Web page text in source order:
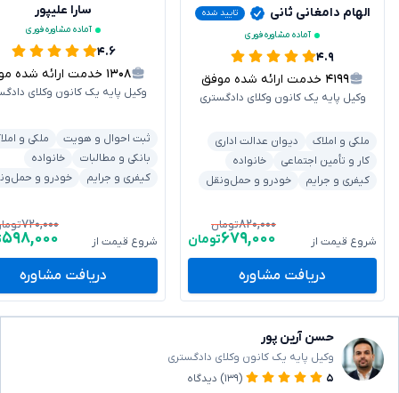
الهام دامغانی ثانی
تایید شده
آماده مشاوره فوری
۴.۹
۴۱۹۹ خدمت ارائه شده موفق
وکیل پایه یک کانون وکلای دادگستری
ملکی و املاک
دیوان عدالت اداری
کار و تأمین اجتماعی
خانواده
کیفری و جرایم
خودرو و حمل‌ونقل
شروع قیمت از
۸۲۰,۰۰۰تومان
۶۷۹,۰۰۰تومان
دریافت مشاوره
سارا علیپور
آماده مشاوره فوری
۴.۶
۱۳۰۸ خدمت ارائه شده موفق
وکیل پایه یک کانون وکلای
ثبت احوال و هویت
ملکی و
بانکی و مطالبات
خانواده
کیفری و جرایم
خودرو و
شروع قیمت از
۷۲۰,۰۰۰
۵۹۸,۰۰۰
دریافت مشاوره
حسن آرین پور
وکیل پایه یک کانون وکلای دادگستری
۵
(۱۳۹) دیدگاه